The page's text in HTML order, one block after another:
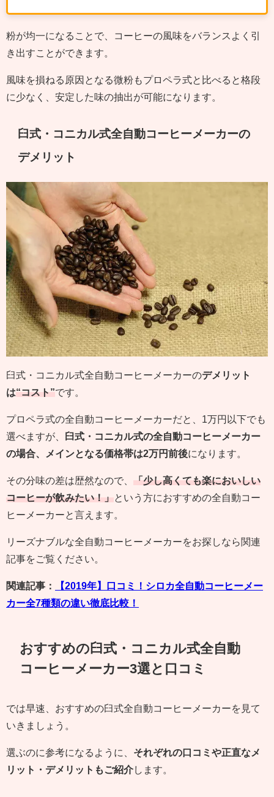
粉が均一になることで、コーヒーの風味をバランスよく引
き出すことができます。
風味を損ねる原因となる微粉もプロペラ式と比べると格段
に少なく、安定した味の抽出が可能になります。
臼式・コニカル式全自動コーヒーメーカーの
デメリット
臼式・コニカル式全自動コーヒーメーカーのデメリット
は“コスト”です。
プロペラ式の全自動コーヒーメーカーだと、1万円以下でも
選べますが、
臼式・コニカル式の全自動コーヒーメーカー
の場合、メインとなる価格帯は2万円前後になります。
その分味の差は歴然なので、 「少し高くても楽においしい
コーヒーが飲みたい！」という方におすすめの全自動コー
ヒーメーカーと言えます。
リーズナブルな全自動コーヒーメーカーをお探しなら関連
記事をご覧ください。
関連記事：
【2019年】口コミ！シロカ全自動コーヒーメー
カー全7種類の違い徹底比較！
おすすめの臼式・コニカル式全自動
コーヒーメーカー3選と口コミ
では早速、おすすめの臼式全自動コーヒーメーカーを見て
いきましょう。
選ぶのに参考になるように、 それぞれの口コミや正直なメ
リット・デメリットもご紹介します。